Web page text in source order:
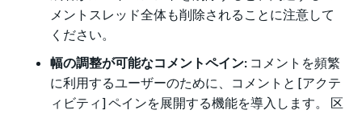
メントスレッド全体も削除されることに注意して
ください。
幅の調整が可能なコメントペイン: コメントを頻繁
に利用するユーザーのために、コメントと [アクテ
ィビティ] ペインを展開する機能を導入します。 区